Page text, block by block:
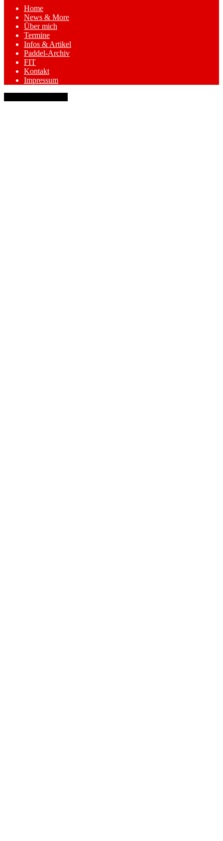
Home
News & More
Über mich
Termine
Infos & Artikel
Paddel-Archiv
FIT
Kontakt
Impressum